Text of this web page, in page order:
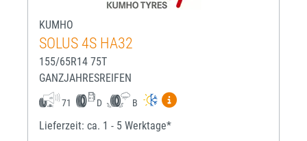
KUMHO
SOLUS 4S HA32
155/65R14 75T
GANZJAHRESREIFEN
71 D B
Mehr Informationen zum
Lieferzeit: ca. 1 - 5 Werktage*